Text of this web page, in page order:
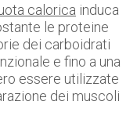
calorica induca
le proteine
dei carboidrati
e fino a una
essere utilizzate
dei muscoli